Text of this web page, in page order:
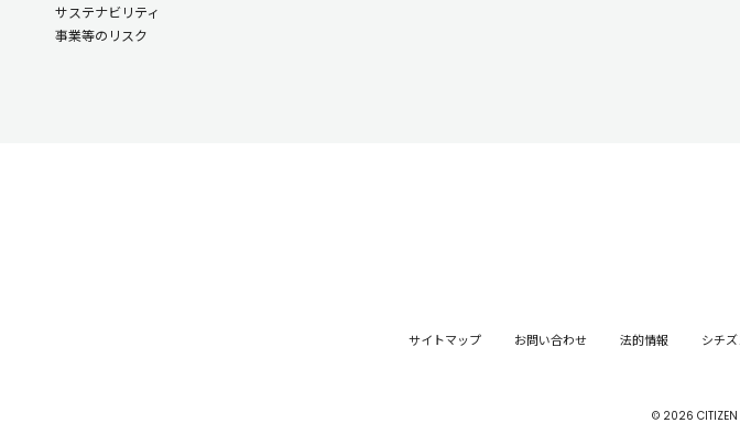
サステナビリティ
事業等のリスク
サイトマップ お問い合わせ 法的情報 シチ
© 2026